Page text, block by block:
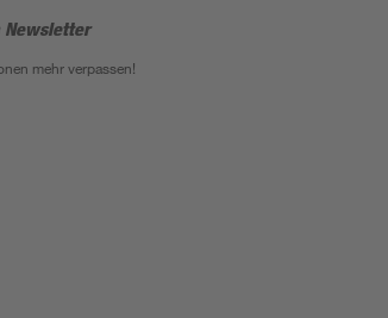
Newsletter
mehr verpassen!